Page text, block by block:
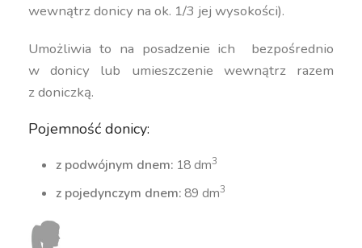
wewnątrz donicy na ok. 1/3 jej wysokości).
Umożliwia to na posadzenie ich bezpośrednio
w donicy lub umieszczenie wewnątrz razem
z doniczką.
Pojemność donicy:
z podwójnym dnem: 18 dm3
z pojedynczym dnem:89 dm3